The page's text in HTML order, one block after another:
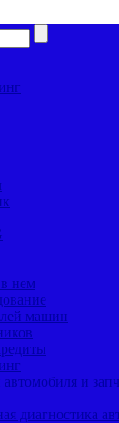
нем
машин
и
диагностика